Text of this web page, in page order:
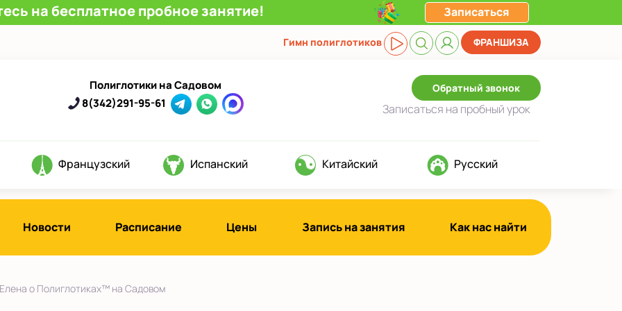
на бесплатное пробное занятие! Записаться
Гимн полиглотиков ФРАНШИЗА
Полиглотики на Садовом
8(342)291-95-61
Обратный звонок
Записаться на пробный урок
Французский Испанский Китайский Русский
Новости Расписание Цены Запись на занятия Как нас найти
Елена о Полиглотиках™ на Садовом